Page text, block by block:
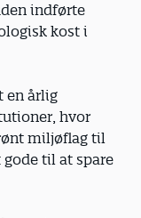
indførte
kost i
en årlig
hvor
miljøflag til
til at spare